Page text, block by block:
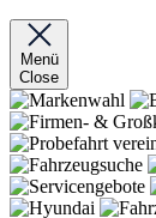
Menü
Close